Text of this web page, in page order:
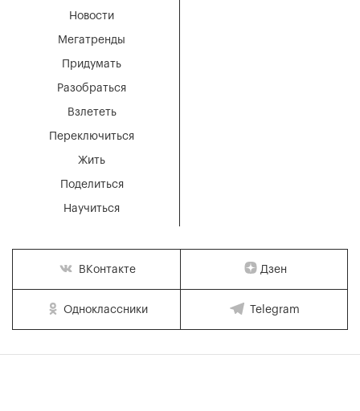
Мегатренды
Придумать
Разобраться
Взлететь
Новости
Переключиться
Жить
Поделиться
Научиться
ВКонтакте Дзен
Одноклассники Telegram